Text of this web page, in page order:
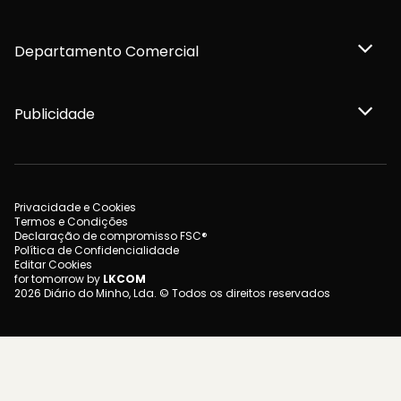
Departamento Comercial
Publicidade
Privacidade e Cookies
Termos e Condições
Declaração de compromisso FSC®
Política de Confidencialidade
Editar Cookies
for tomorrow by LKCOM
2026 Diário do Minho, Lda. © Todos os direitos reservados